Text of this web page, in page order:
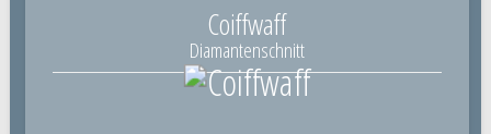
Coiffwaff
Diamantenschnitt